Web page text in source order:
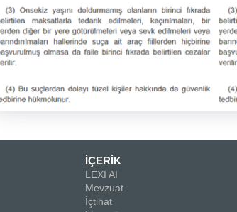
İÇERİK
LEXI AI
Mevzuat
İçtihat